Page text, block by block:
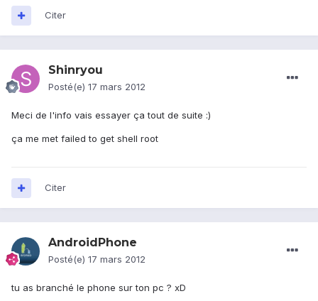
Citer
Shinryou
Posté(e) 17 mars 2012
Meci de l'info vais essayer ça tout de suite :)
ça me met failed to get shell root
Citer
AndroidPhone
Posté(e) 17 mars 2012
tu as branché le phone sur ton pc ? xD